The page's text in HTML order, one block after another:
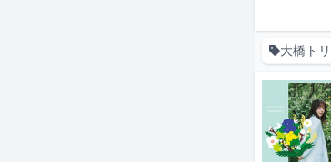
大橋ト